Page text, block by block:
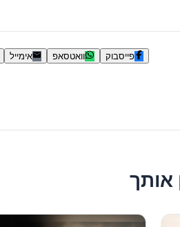
פייסבוק וואטסאפ אימייל
אותך